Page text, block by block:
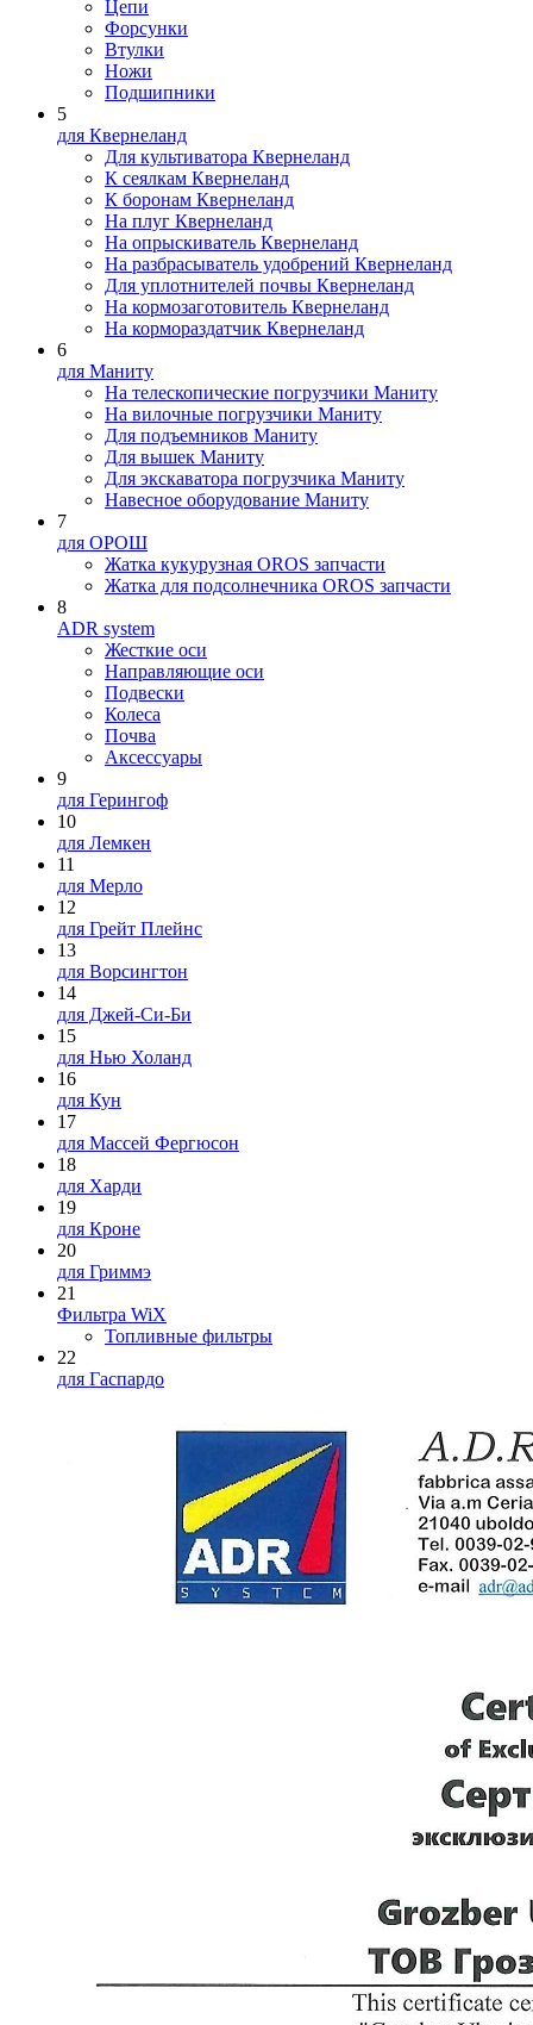
Цепи
Форсунки
Втулки
Ножи
Подшипники
5
для Квернеланд
Для культиватора Квернеланд
К сеялкам Квернеланд
К боронам Квернеланд
На плуг Квернеланд
На опрыскиватель Квернеланд
На разбрасыватель удобрений Квернеланд
Для уплотнителей почвы Квернеланд
На кормозаготовитель Квернеланд
На кормораздатчик Квернеланд
6
для Маниту
На телескопические погрузчики Маниту
На вилочные погрузчики Маниту
Для подъемников Маниту
Для вышек Маниту
Для экскаватора погрузчика Маниту
Навесное оборудование Маниту
7
для ОРОШ
Жатка кукурузная OROS запчасти
Жатка для подсолнечника OROS запчасти
8
ADR system
Жесткие оси
Направляющие оси
Подвески
Колеса
Почва
Аксессуары
9
для Герингоф
10
для Лемкен
11
для Мерло
12
для Грейт Плейнс
13
для Ворсингтон
14
для Джей-Си-Би
15
для Нью Холанд
16
для Кун
17
для Массей Фергюсон
18
для Харди
19
для Кроне
20
для Гриммэ
21
Фильтра WiX
Топливные фильтры
22
для Гаспардо